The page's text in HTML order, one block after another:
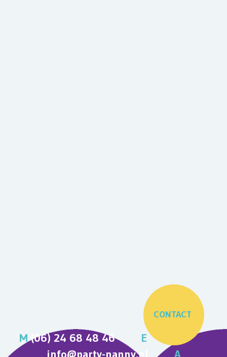
CONTACT
M(06) 24 68 48 46 E
info@party-nanny.nl
A